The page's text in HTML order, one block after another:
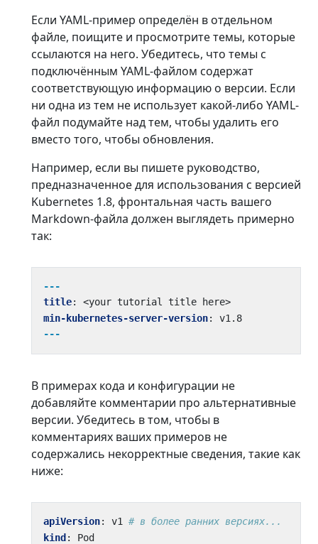
Если YAML-пример определён в отдельном
файле, поищите и просмотрите темы, которые
ссылаются на него. Убедитесь, что темы с
подключённым YAML-файлом содержат
соответствующую информацию о версии. Если
ни одна из тем не использует какой-либо YAML-
файл подумайте над тем, чтобы удалить его
вместо того, чтобы обновления.
Например, если вы пишете руководство,
предназначенное для использования с версией
Kubernetes 1.8, фронтальная часть вашего
Markdown-файла должен выглядеть примерно
так:
---
title:
<your tutorial title here>
min-kubernetes-server-version:
v1.8
---
В примерах кода и конфигурации не
добавляйте комментарии про альтернативные
версии. Убедитесь в том, чтобы в
комментариях ваших примеров не
содержались некорректные сведения, такие как
ниже:
apiVersion: v1 # в более ранних версиях...
kind :
Pod